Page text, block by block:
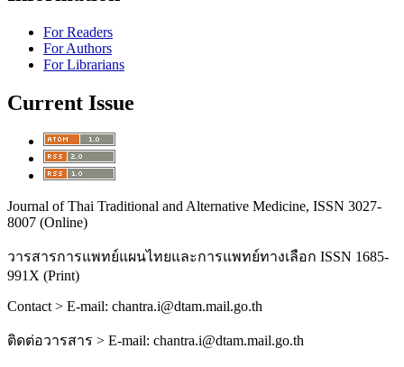
For Readers
For Authors
For Librarians
Current Issue
Journal of Thai Traditional and Alternative Medicine, ISSN 3027-
8007 (Online)
วารสารการแพทย์แผนไทยและการแพทย์ทางเลือก ISSN 1685-
991X (Print)
Contact > E-mail: chantra.i@dtam.mail.go.th
ติดต่อวารสาร > E-mail: chantra.i@dtam.mail.go.th